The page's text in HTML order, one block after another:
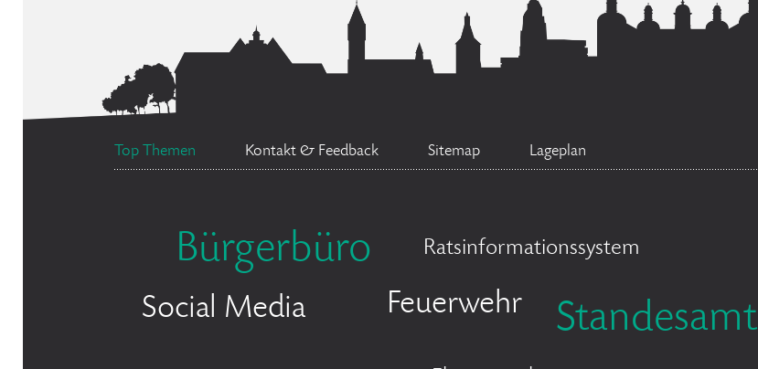
Top Themen Kontakt & Feedback Sitemap Lageplan
Bürgerbüro Ratsinformationssystem
Social Media Feuerwehr Standesamt